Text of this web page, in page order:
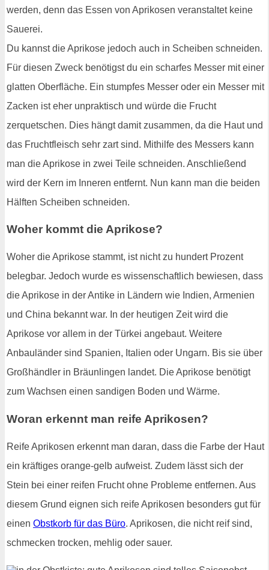
werden, denn das Essen von Aprikosen veranstaltet keine
Sauerei.
Du kannst die Aprikose jedoch auch in Scheiben schneiden.
Für diesen Zweck benötigst du ein scharfes Messer mit einer
glatten Oberfläche. Ein stumpfes Messer oder ein Messer mit
Zacken ist eher unpraktisch und würde die Frucht
zerquetschen. Dies hängt damit zusammen, da die Haut und
das Fruchtfleisch sehr zart sind. Mithilfe des Messers kann
man die Aprikose in zwei Teile schneiden. Anschließend
wird der Kern im Inneren entfernt. Nun kann man die beiden
Hälften Scheiben schneiden.
Woher kommt die Aprikose?
Woher die Aprikose stammt, ist nicht zu hundert Prozent
belegbar. Jedoch wurde es wissenschaftlich bewiesen, dass
die Aprikose in der Antike in Ländern wie Indien, Armenien
und China bekannt war. In der heutigen Zeit wird die
Aprikose vor allem in der Türkei angebaut. Weitere
Anbauländer sind Spanien, Italien oder Ungarn. Bis sie über
Großhändler in Bräunlingen landet. Die Aprikose benötigt
zum Wachsen einen sandigen Boden und Wärme.
Woran erkennt man reife Aprikosen?
Reife Aprikosen erkennt man daran, dass die Farbe der Haut
ein kräftiges orange-gelb aufweist. Zudem lässt sich der
Stein bei einer reifen Frucht ohne Probleme entfernen. Aus
diesem Grund eignen sich reife Aprikosen besonders gut für
einen Obstkorb für das Büro. Aprikosen, die nicht reif sind,
schmecken trocken, mehlig oder sauer.